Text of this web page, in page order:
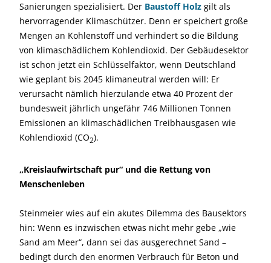
Sanierungen spezialisiert. Der Baustoff Holz gilt als
hervorragender Klimaschützer. Denn er speichert große
Mengen an Kohlenstoff und verhindert so die Bildung
von klimaschädlichem Kohlendioxid. Der Gebäudesektor
ist schon jetzt ein Schlüsselfaktor, wenn Deutschland
wie geplant bis 2045 klimaneutral werden will: Er
verursacht nämlich hierzulande etwa 40 Prozent der
bundesweit jährlich ungefähr 746 Millionen Tonnen
Emissionen an klimaschädlichen Treibhausgasen wie
Kohlendioxid (CO2).
„Kreislaufwirtschaft pur“ und die Rettung von
Menschenleben
Steinmeier wies auf ein akutes Dilemma des Bausektors
hin: Wenn es inzwischen etwas nicht mehr gebe „wie
Sand am Meer“, dann sei das ausgerechnet Sand –
bedingt durch den enormen Verbrauch für Beton und